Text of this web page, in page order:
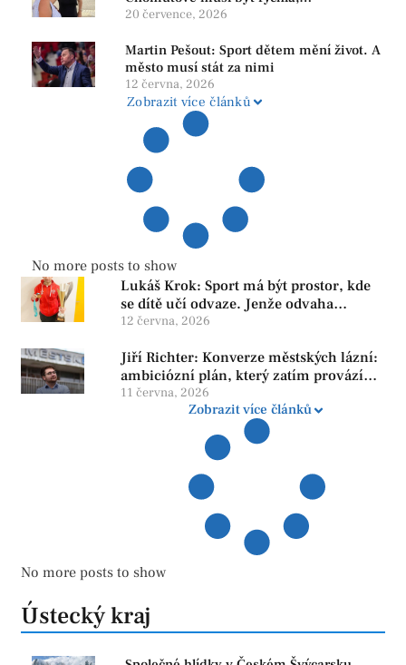
srozumitelná a férová. Ne udržovat lidi v
20 července, 2026
Martin Pešout: Sport dětem mění život. A
město musí stát za nimi
12 června, 2026
Zobrazit více článků
No more posts to show
Lukáš Krok: Sport má být prostor, kde
se dítě učí odvaze. Jenže odvaha
neroste tam, kde se bojí udělat chybu.
12 června, 2026
Jiří Richter: Konverze městských lázní:
ambiciózní plán, který zatím provází
více otazníků než jistot
11 června, 2026
Zobrazit více článků
No more posts to show
Ústecký kraj